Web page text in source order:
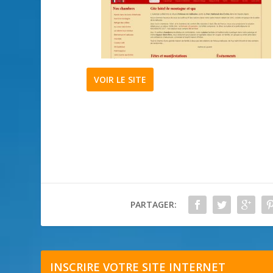
VOIR LE SITE
PARTAGER:
INSCRIRE VOTRE SITE INTERNET